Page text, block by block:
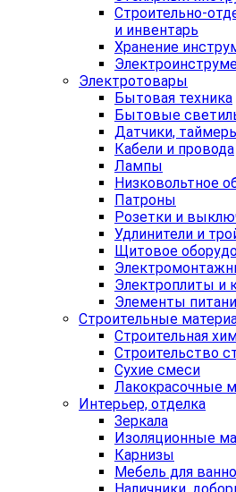
Строительно-
и инвентарь
Хранение
Электротовары
Бытовая техника
Бытовые
Датчики,
Кабели и провода
Лампы
Низковольтное
Патроны
Розетки и
Удлинители и
Щитовое
Электроплиты и
Элементы
Строительные
Строительная
Строительство
Сухие смеси
Лакокрасочные
Интерьер, отделка
Зеркала
Изоляционные
Карнизы
Мебель для